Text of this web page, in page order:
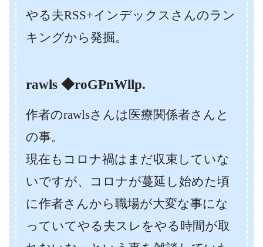
やる夫RSS+インデックスさんのラン
キングから発掘。
rawls ◆roGPnWllp.
作者のrawlsさんは医療関係者さんと
の事。
現在もコロナ禍はまだ収束していな
いですが、コロナが蔓延し始めた頃
に作者さんから職場が大変な事にな
っていてやる夫スレをやる時間が取